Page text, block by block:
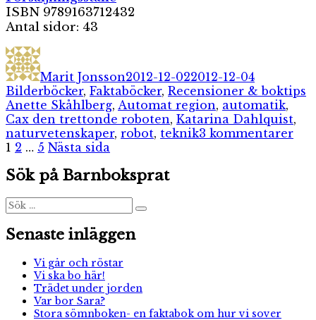
ISBN 9789163712432
Antal sidor: 43
Författare
Marit Jonsson2012-12-022012-12-04
Bilderböcker, Faktaböcker, Recensioner & boktips
Anette Skåhlberg, Automat region, automatik,
Cax den trettonde roboten, Katarina Dahlquist,
naturvetenskaper, robot, teknik3 kommentarertill
Sidnumrering
för
inlägg
Sida
1 Sida
2 … Sida
5 Nästa sida
Sök på Barnboksprat
Sök
efter:
Sök
Senaste inläggen
Vi går och röstar
Vi ska bo här!
Trädet under jorden
Var bor Sara?
Stora sömnboken- en faktabok om hur vi sover